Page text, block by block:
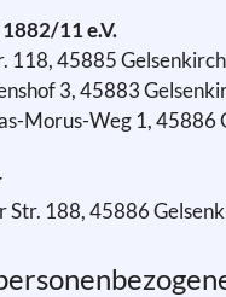
11 e.V.
118, 45885
3, 45883
Morus-Weg 1,
Str. 188, 45886